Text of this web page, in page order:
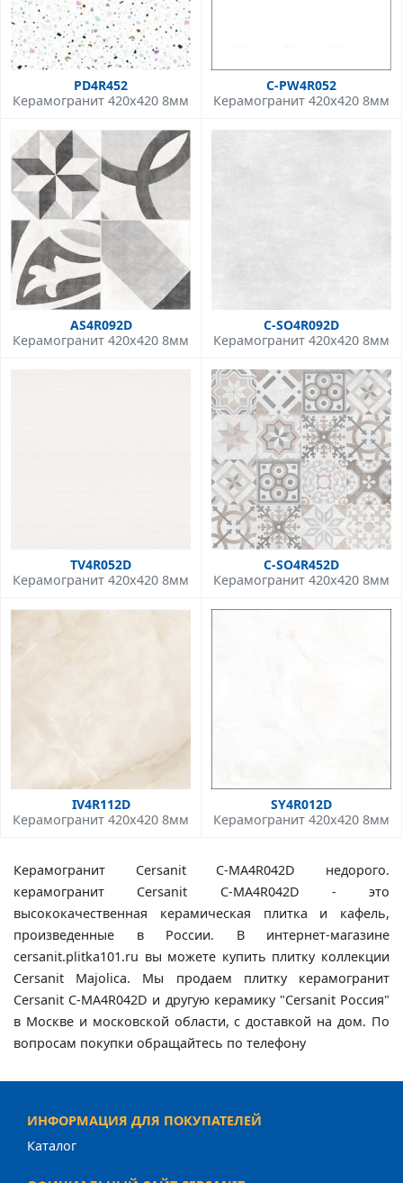
PD4R452
Керамогранит 420x420 8мм
C-PW4R052
Керамогранит 420x420 8мм
AS4R092D
Керамогранит 420x420 8мм
C-SO4R092D
Керамогранит 420x420 8мм
TV4R052D
Керамогранит 420x420 8мм
C-SO4R452D
Керамогранит 420x420 8мм
IV4R112D
Керамогранит 420x420 8мм
SY4R012D
Керамогранит 420x420 8мм
Керамогранит Cersanit C-MA4R042D недорого.
керамогранит Cersanit C-MA4R042D - это
высококачественная керамическая плитка и кафель,
произведенные в России. В интернет-магазине
cersanit.plitka101.ru вы можете купить плитку коллекции
Cersanit Majolica. Мы продаем плитку керамогранит
Cersanit C-MA4R042D и другую керамику "Cersanit Россия"
в Москве и московской области, с доставкой на дом. По
вопросам покупки обращайтесь по телефону
ИНФОРМАЦИЯ ДЛЯ ПОКУПАТЕЛЕЙ
Каталог